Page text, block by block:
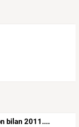
bilan 2011....